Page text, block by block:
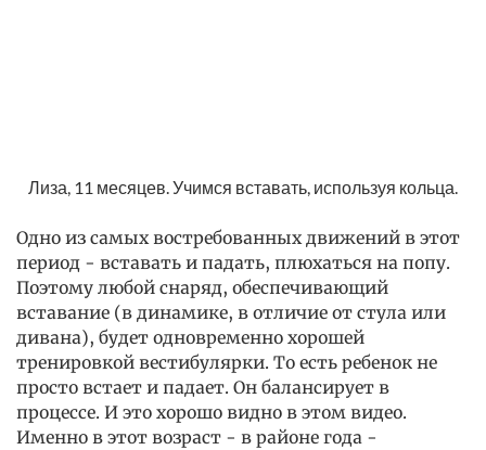
Лиза, 11 месяцев. Учимся вставать, используя кольца.
Одно из самых востребованных движений в этот
период - вставать и падать, плюхаться на попу.
Поэтому любой снаряд, обеспечивающий
вставание (в динамике, в отличие от стула или
дивана), будет одновременно хорошей
тренировкой вестибулярки. То есть ребенок не
просто встает и падает. Он балансирует в
процессе. И это хорошо видно в этом видео.
Именно в этот возраст - в районе года -